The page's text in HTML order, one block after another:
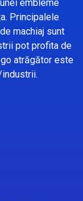
embleme
Principalele
machiaj sunt
pot profita de
atrăgător este